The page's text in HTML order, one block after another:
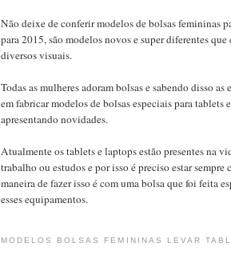
Não deixe de conferir modelos de bolsas femininas
para 2015, são modelos novos e super diferentes
diversos visuais.
Todas as mulheres adoram bolsas e sabendo disso as
em fabricar modelos de bolsas especiais para tablets
apresentando novidades.
Atualmente os tablets e laptops estão presentes na
trabalho ou estudos e por isso é preciso estar sempre
maneira de fazer isso é com uma bolsa que foi feita
esses equipamentos.
MODELOS BOLSAS FEMININAS LEVAR